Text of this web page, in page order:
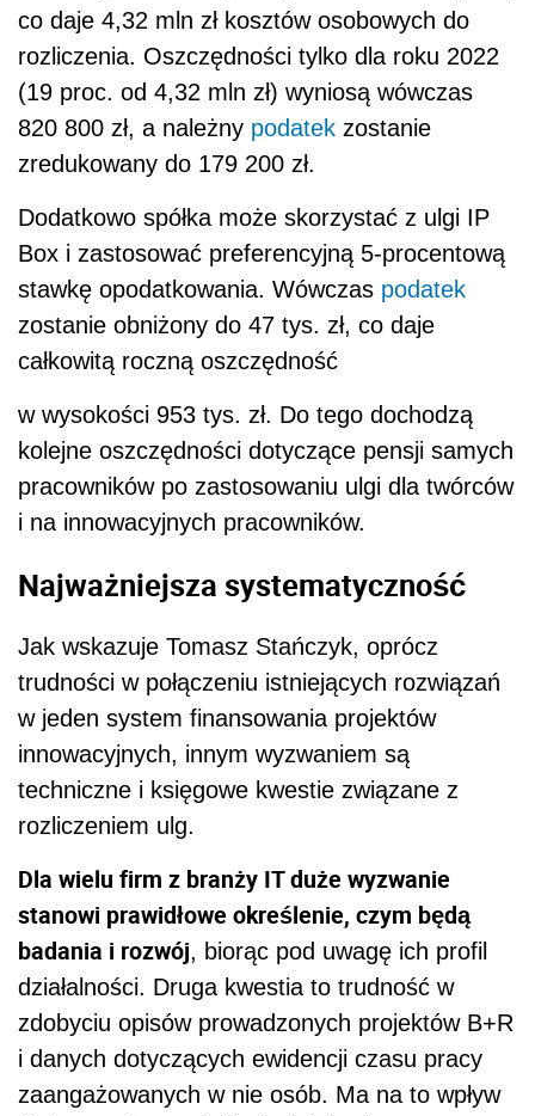
co daje 4,32 mln zł kosztów osobowych do
rozliczenia. Oszczędności tylko dla roku 2022
(19 proc. od 4,32 mln zł) wyniosą wówczas
820 800 zł, a należny podatek zostanie
zredukowany do 179 200 zł.
Dodatkowo spółka może skorzystać z ulgi IP
Box i zastosować preferencyjną 5-procentową
stawkę opodatkowania. Wówczas podatek
zostanie obniżony do 47 tys. zł, co daje
całkowitą roczną oszczędność
w wysokości 953 tys. zł. Do tego dochodzą
kolejne oszczędności dotyczące pensji samych
pracowników po zastosowaniu ulgi dla twórców
i na innowacyjnych pracowników.
Najważniejsza systematyczność
Jak wskazuje Tomasz Stańczyk, oprócz
trudności w połączeniu istniejących rozwiązań
w jeden system finansowania projektów
innowacyjnych, innym wyzwaniem są
techniczne i księgowe kwestie związane z
rozliczeniem ulg.
Dla wielu firm z branży IT duże wyzwanie
stanowi prawidłowe określenie, czym będą
badania i rozwój, biorąc pod uwagę ich profil
działalności. Druga kwestia to trudność w
zdobyciu opisów prowadzonych projektów B+R
i danych dotyczących ewidencji czasu pracy
zaangażowanych w nie osób. Ma na to wpływ